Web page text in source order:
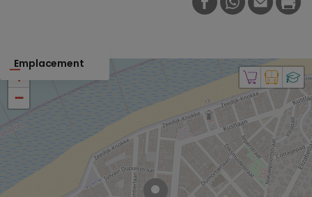
FACEBOOK
WHATSAPP
E-MAIL
Emplacement
+
−